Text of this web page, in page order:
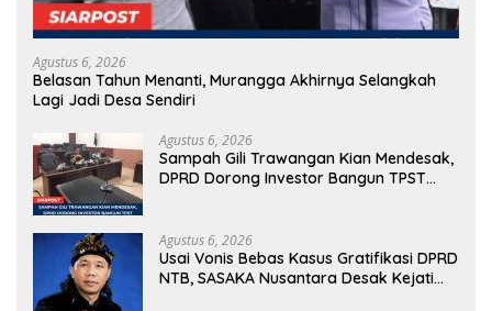
Agustus 6, 2026
Belasan Tahun Menanti, Murangga Akhirnya Selangkah
Lagi Jadi Desa Sendiri
Agustus 6, 2026
Sampah Gili Trawangan Kian Mendesak,
DPRD Dorong Investor Bangun TPST
Agustus 6, 2026
Usai Vonis Bebas Kasus Gratifikasi DPRD
NTB, SASAKA Nusantara Desak Kejati